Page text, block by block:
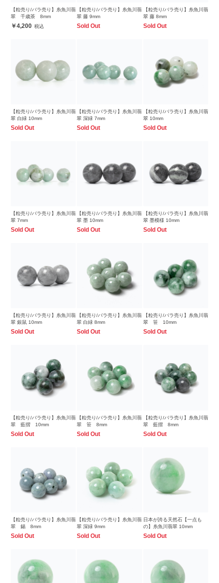
【粒売り/バラ売り】糸魚川翡
翠 千歳茶 8mm
4,200
【粒売り/バラ売り】糸魚川翡
翠 藤 9mm
Sold Out
【粒売り/バラ売り】糸魚川翡
翠 藤 8mm
Sold Out
【粒売り/バラ売り】糸魚川翡
翠 白緑 10mm
Sold Out
【粒売り/バラ売り】糸魚川翡
翠 深緑 7mm
Sold Out
【粒売り/バラ売り】糸魚川翡
翠 10mm
Sold Out
【粒売り/バラ売り】糸魚川翡
翠 7mm
Sold Out
【粒売り/バラ売り】糸魚川翡
翠 墨 10mm
Sold Out
【粒売り/バラ売り】糸魚川翡
翠 墨模様 10mm
Sold Out
【粒売り/バラ売り】糸魚川翡
翠 銀鼠 10mm
Sold Out
【粒売り/バラ売り】糸魚川翡
翠 白緑 8mm
Sold Out
【粒売り/バラ売り】糸魚川翡
翠 笹 10mm
Sold Out
【粒売り/バラ売り】糸魚川翡
翠 藍摺 10mm
Sold Out
【粒売り/バラ売り】糸魚川翡
翠 笹 8mm
Sold Out
【粒売り/バラ売り】糸魚川翡
翠 藍摺 8mm
Sold Out
【粒売り/バラ売り】糸魚川翡
翠 錫 8mm
Sold Out
【粒売り/バラ売り】糸魚川翡
翠 深緑 9mm
Sold Out
日本が誇る天然石【一点も
の】糸魚川翡翠 10mm
Sold Out